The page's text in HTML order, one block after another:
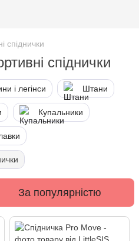
спіднички
спіднички
і легінси Штани
Купальники
За популярністю